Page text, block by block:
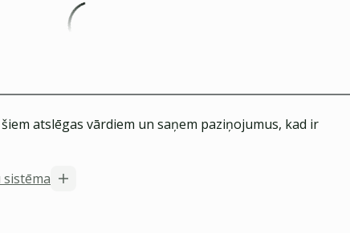
atslēgas vārdiem un saņem paziņojumus, kad ir
sistēma